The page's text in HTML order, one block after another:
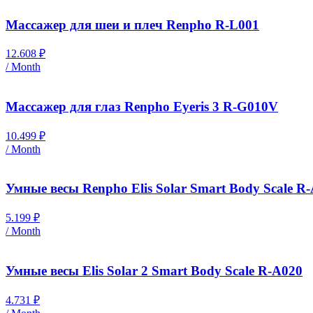
Массажер для шеи и плеч Renpho R-L001
12.608 ₽
/ Month
Массажер для глаз Renpho Eyeris 3 R-G010V
10.499 ₽
/ Month
Умные весы Renpho Elis Solar Smart Body Scale R-
5.199 ₽
/ Month
Умные весы Elis Solar 2 Smart Body Scale R-A020
4.731 ₽